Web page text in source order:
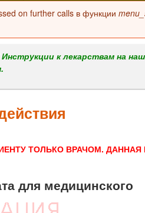
on further calls в функции
к лекарствам на
ТОЛЬКО ВРАЧОМ. ДАННАЯ
для медицинского